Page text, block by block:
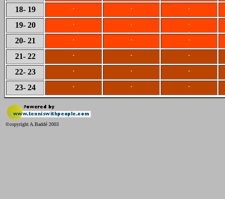
18- 19 . . .
19- 20 . . .
20- 21 . . .
21- 22 . . .
22- 23 . . .
23- 24 . . .
©copyright A.Baddé 2003